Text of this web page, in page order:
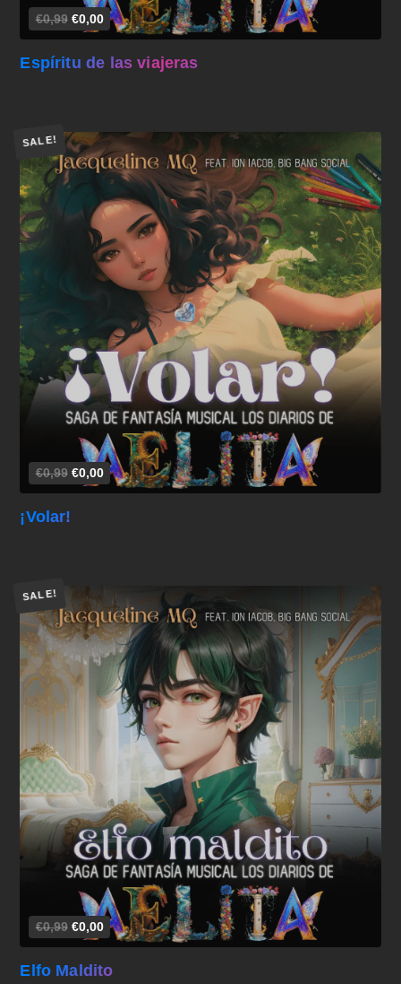
€0,99 €0,00
Espíritu de las viajeras
SALE!
€0,99 €0,00
Añadir al carrito
¡Volar!
SALE!
€0,99 €0,00
Añadir al carrito
Elfo Maldito